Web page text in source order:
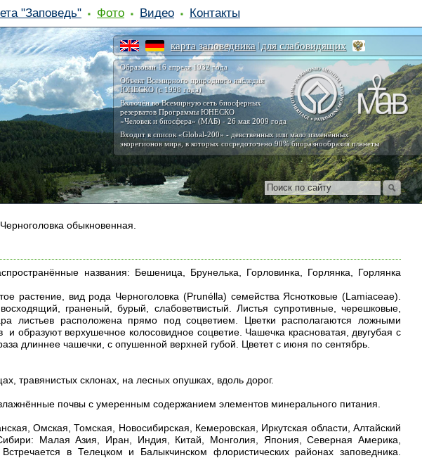
карта заповедника | для слабовидящих
Образован 16 апреля 1932 года
Объект Всемирного природного наследия
ЮНЕСКО (с 1998 года)
Включён во Всемирную сеть биосферных
резерватов Программы ЮНЕСКО
«Человек и биосфера» (МАБ) - 26 мая 2009 года
Входит в список «Global-200» - девственных или мало изменённых
экорегионов мира, в которых сосредоточено 90% биоразнообразия планеты
"Заповедь" Фото Видео Контакты
Черноголовка обыкновенная.
названия: Бешеница, Брунелька, Горловинка, Горлянка, Горлянка
растение, вид рода Черноголовка (Prunélla) семейства Яснотковые (Lamiaceae).
граненый, бурый, слабоветвистый. Листья супротивные, черешковые,
листьев расположена прямо под соцветием. Цветки располагаются ложными
образуют верхушечное колосовидное соцветие. Чашечка красноватая, двугубая с
длиннее чашечки, с опушенной верхней губой. Цветет с июня по сентябрь.
травянистых склонах, на лесных опушках, вдоль дорог.
почвы с умеренным содержанием элементов минерального питания.
Омская, Томская, Новосибирская, Кемеровская, Иркутская области, Алтайский
Малая Азия, Иран, Индия, Китай, Монголия, Япония, Северная Америка,
в Телецком и Балыкчинском флористических районах заповедника.